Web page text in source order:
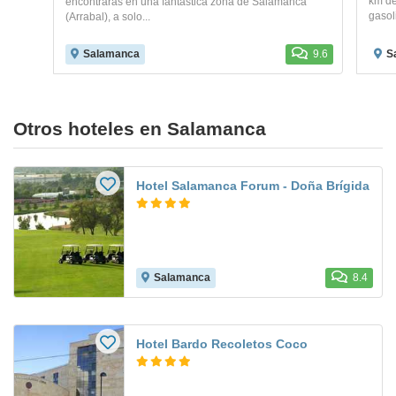
(Arrabal), a solo...
Salamanca 9.6
Otros hoteles en Salamanca
Hotel Salamanca Forum - Doña Brígida
Salamanca 8.4
Hotel Bardo Recoletos Coco